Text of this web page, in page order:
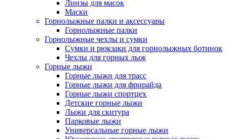
Линзы для масок
Маски
Горнолыжные палки и аксессуары
Горнолыжные палки
Горнолыжные чехлы и сумки
Сумки и рюкзаки для горнолыжных ботинок
Чехлы для горных лыж
Горные лыжи
Горные лыжи для трасс
Горные лыжи для фрирайда
Горные лыжи спортцех
Детские горные лыжи
Лыжи для скитура
Парковые лыжи
Универсальные горные лыжи